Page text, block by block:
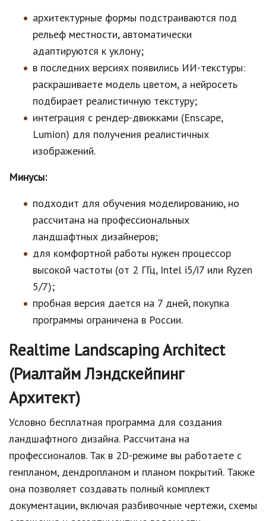
архитектурные формы подстраиваются под
рельеф местности, автоматически
адаптируются к уклону;
в последних версиях появились ИИ-текстуры:
раскрашиваете модель цветом, а нейросеть
подбирает реалистичную текстуру;
интеграция с рендер-движками (Enscape,
Lumion) для получения реалистичных
изображений.
Минусы:
подходит для обучения моделированию, но
рассчитана на профессиональных
ландшафтных дизайнеров;
для комфортной работы нужен процессор
высокой частоты (от 2 ГГц, Intel i5/i7 или Ryzen
5/7);
пробная версия дается на 7 дней, покупка
программы ограничена в России.
Realtime Landscaping Architect
(Риалтайм Лэндскейпинг
Архитект)
Условно бесплатная программа для создания
ландшафтного дизайна. Рассчитана на
профессионалов. Так в 2D-режиме вы работаете с
генпланом, дендропланом и планом покрытий. Также
она позволяет создавать полный комплект
документации, включая разбивочные чертежи, схемы